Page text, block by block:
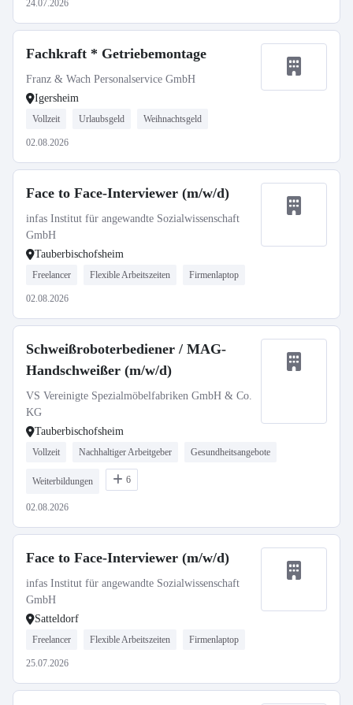
24.07.2026
Fachkraft * Getriebemontage
Franz & Wach Personalservice GmbH
Igersheim
Vollzeit Urlaubsgeld Weihnachtsgeld
02.08.2026
Face to Face-Interviewer (m/w/d)
infas Institut für angewandte Sozialwissenschaft
GmbH
Tauberbischofsheim
Freelancer Flexible Arbeitszeiten Firmenlaptop
02.08.2026
Schweißroboterbediener / MAG-
Handschweißer (m/w/d)
VS Vereinigte Spezialmöbelfabriken GmbH & Co.
KG
Tauberbischofsheim
Vollzeit Nachhaltiger Arbeitgeber Gesundheitsangebote
Weiterbildungen 6
02.08.2026
Face to Face-Interviewer (m/w/d)
infas Institut für angewandte Sozialwissenschaft
GmbH
Satteldorf
Freelancer Flexible Arbeitszeiten Firmenlaptop
25.07.2026